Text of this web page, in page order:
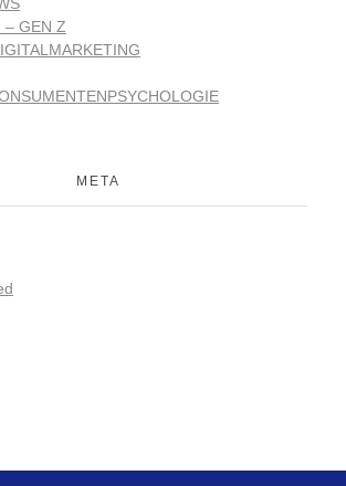
– GEN Z
META